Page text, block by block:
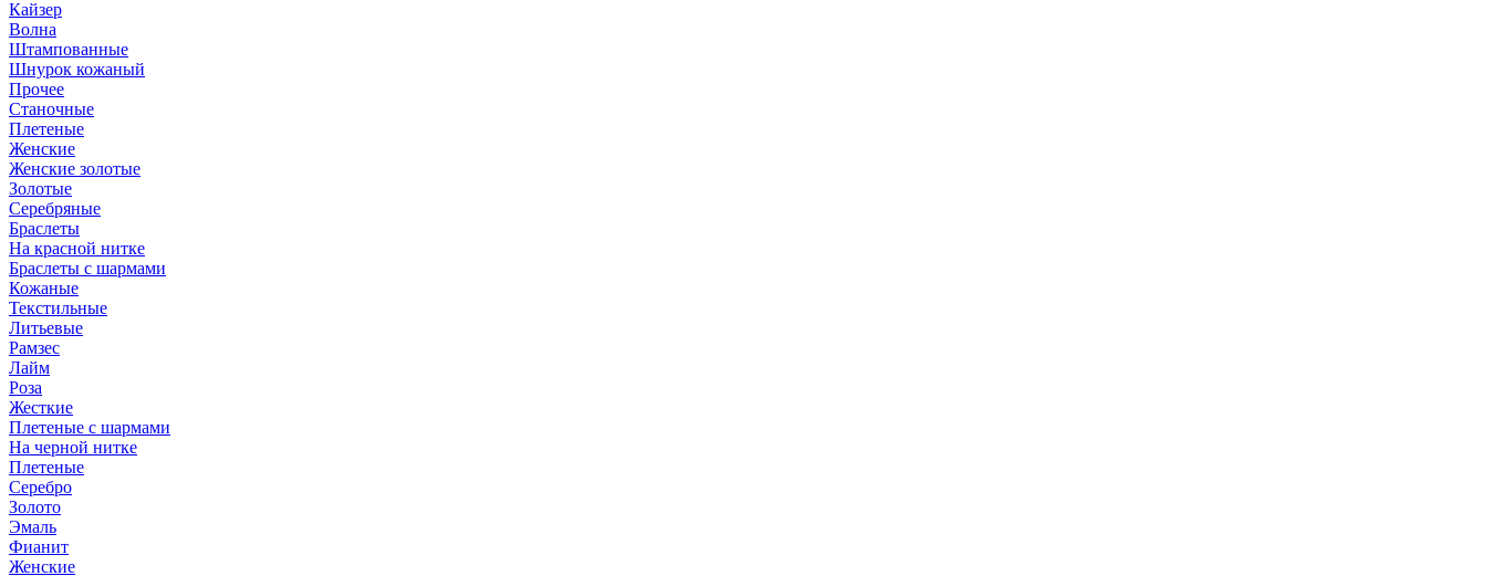
Кайзер
Волна
Штампованные
Шнурок кожаный
Прочее
Станочные
Плетеные
Женские
Женские золотые
Золотые
Серебряные
Браслеты
На красной нитке
Браслеты с шармами
Кожаные
Текстильные
Литьевые
Рамзес
Лайм
Роза
Жесткие
Плетеные с шармами
На черной нитке
Плетеные
Серебро
Золото
Эмаль
Фианит
Женские